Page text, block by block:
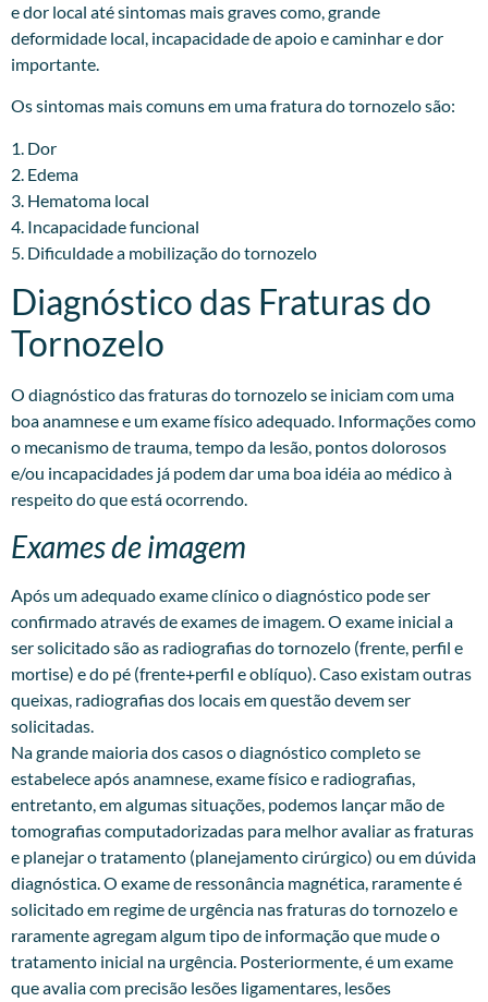
e dor local até sintomas mais graves como, grande
deformidade local, incapacidade de apoio e caminhar e dor
importante.
Os sintomas mais comuns em uma fratura do tornozelo são:
1. Dor
2. Edema
3. Hematoma local
4. Incapacidade funcional
5. Dificuldade a mobilização do tornozelo
Diagnóstico das Fraturas do
Tornozelo
O diagnóstico das fraturas do tornozelo se iniciam com uma
boa anamnese e um exame físico adequado. Informações como
o mecanismo de trauma, tempo da lesão, pontos dolorosos
e/ou incapacidades já podem dar uma boa idéia ao médico à
respeito do que está ocorrendo.
Exames de imagem
Após um adequado exame clínico o diagnóstico pode ser
confirmado através de exames de imagem. O exame inicial a
ser solicitado são as radiografias do tornozelo (frente, perfil e
mortise) e do pé (frente+perfil e oblíquo). Caso existam outras
queixas, radiografias dos locais em questão devem ser
solicitadas.
Na grande maioria dos casos o diagnóstico completo se
estabelece após anamnese, exame físico e radiografias,
entretanto, em algumas situações, podemos lançar mão de
tomografias computadorizadas para melhor avaliar as fraturas
e planejar o tratamento (planejamento cirúrgico) ou em dúvida
diagnóstica. O exame de ressonância magnética, raramente é
solicitado em regime de urgência nas fraturas do tornozelo e
raramente agregam algum tipo de informação que mude o
tratamento inicial na urgência. Posteriormente, é um exame
que avalia com precisão lesões ligamentares, lesões